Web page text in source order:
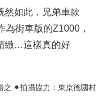
然如此，兄弟車款
街車版的Z1000，
緻…這樣真的好
之 ⚫︎拍攝協力：東京德國村